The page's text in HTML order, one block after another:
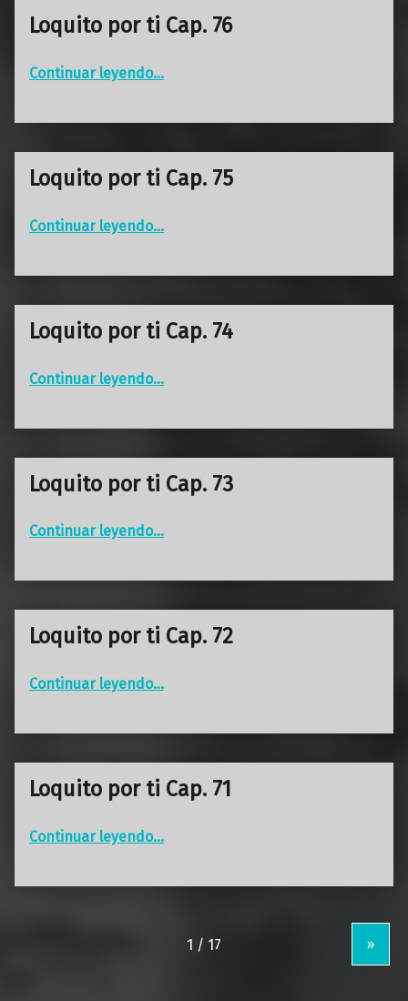
Loquito por ti Cap. 76
Continuar leyendo…
Loquito por ti Cap. 75
Continuar leyendo…
Loquito por ti Cap. 74
Continuar leyendo…
Loquito por ti Cap. 73
Continuar leyendo…
Loquito por ti Cap. 72
Continuar leyendo…
Loquito por ti Cap. 71
Continuar leyendo…
»